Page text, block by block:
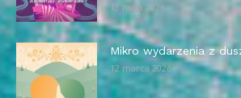
13 maja 2026
Mikro wydarzenia z
12 marca 2026